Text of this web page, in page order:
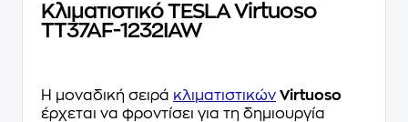
Κλιματιστικό TESLA Virtuoso
TT37AF-1232IAW
Η μοναδική σειρά κλιματιστικών Virtuoso
έρχεται να φροντίσει για τη δημιουργία